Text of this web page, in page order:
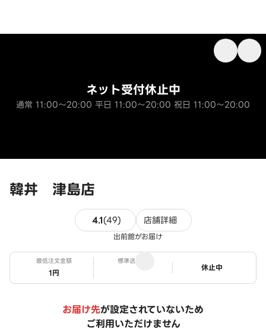
韓丼 津島店
ネット受付休止中
通常 11:00～20:00 平日 11:00～20:00 祝日 11:00～20:00
4.1(49)49件のレビュー
店舗詳細
出前館がお届け
最低注文金額
1円
標準送料
ステータス
休止中
お届け先が設定されていないため
ご利用いただけません